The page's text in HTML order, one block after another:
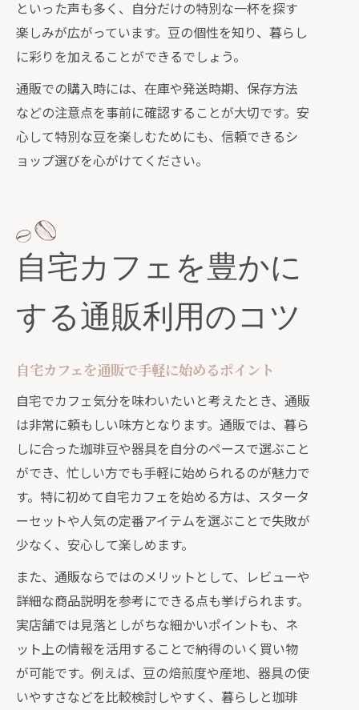
といった声も多く、自分だけの特別な一杯を探す
楽しみが広がっています。豆の個性を知り、暮らし
に彩りを加えることができるでしょう。
通販での購入時には、在庫や発送時期、保存方法
などの注意点を事前に確認することが大切です。安
心して特別な豆を楽しむためにも、信頼できるシ
ョップ選びを心がけてください。
自宅カフェを豊かに
する通販利用のコツ
自宅カフェを通販で手軽に始めるポイント
自宅でカフェ気分を味わいたいと考えたとき、通販
は非常に頼もしい味方となります。通販では、暮ら
しに合った珈琲豆や器具を自分のペースで選ぶこと
ができ、忙しい方でも手軽に始められるのが魅力で
す。特に初めて自宅カフェを始める方は、スタータ
ーセットや人気の定番アイテムを選ぶことで失敗が
少なく、安心して楽しめます。
また、通販ならではのメリットとして、レビューや
詳細な商品説明を参考にできる点も挙げられます。
実店舗では見落としがちな細かいポイントも、ネ
ット上の情報を活用することで納得のいく買い物
が可能です。例えば、豆の焙煎度や産地、器具の使
いやすさなどを比較検討しやすく、暮らしと珈琲